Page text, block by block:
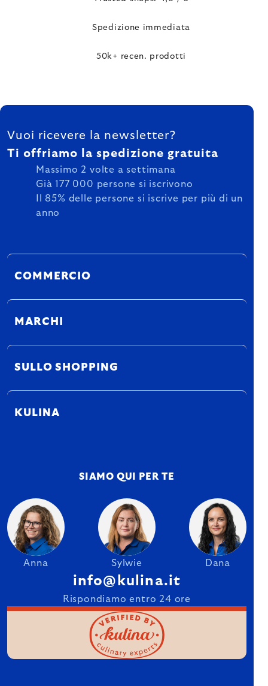
Spedizione immediata
50k+ recen. prodotti
FOOTER
Vuoi ricevere la newsletter?
Ti offriamo la spedizione gratuita
Massimo 2 volte a settimana
Già 177 000 persone si iscrivono
Il 85% delle persone si iscrive per più di un
anno
COMMERCIO
MARCHI
SULLO SHOPPING
KULINA
SIAMO QUI PER TE
Anna Sylwie Dana
info@kulina.it
Rispondiamo entro 24 ore